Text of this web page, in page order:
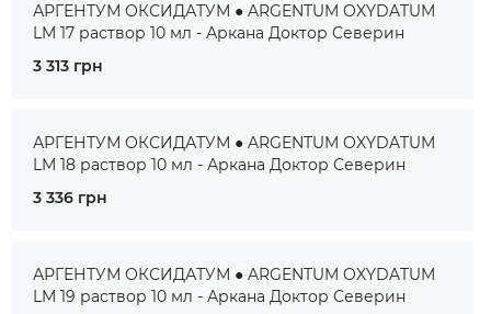
АРГЕНТУМ ОКСИДАТУМ ● ARGENTUM OXYDATUM
LM 17 раствор 10 мл - Аркана Доктор Северин
3 313 грн
АРГЕНТУМ ОКСИДАТУМ ● ARGENTUM OXYDATUM
LM 18 раствор 10 мл - Аркана Доктор Северин
3 336 грн
АРГЕНТУМ ОКСИДАТУМ ● ARGENTUM OXYDATUM
LM 19 раствор 10 мл - Аркана Доктор Северин